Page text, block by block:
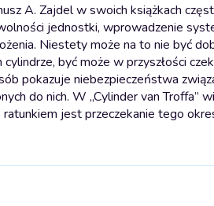
A. Zajdel w swoich książkach
jednostki, wprowadzenie
Niestety może na to nie być
być może w przyszłości
pokazuje niebezpieczeństwa
do nich. W „Cylinder van Troffa”
jest przeczekanie tego